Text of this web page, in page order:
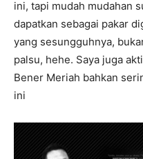
ini, tapi mudah mudahan
dapatkan sebagai pakar
yang sesungguhnya,
palsu, hehe. Saya juga
Bener Meriah bahkan
ini